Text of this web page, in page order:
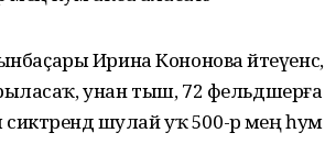
Ирина Кононова әйтеүенсә,
унан тыш, 72 фельдшерға
шулай уҡ 500-әр мең һум